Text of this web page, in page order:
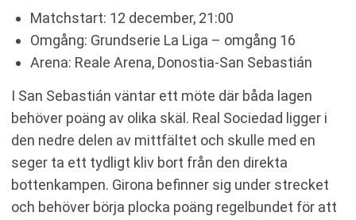
Matchstart: 12 december, 21:00
Omgång: Grundserie La Liga – omgång 16
Arena: Reale Arena, Donostia-San Sebastián
I San Sebastián väntar ett möte där båda lagen
behöver poäng av olika skäl. Real Sociedad ligger i
den nedre delen av mittfältet och skulle med en
seger ta ett tydligt kliv bort från den direkta
bottenkampen. Girona befinner sig under strecket
och behöver börja plocka poäng regelbundet för att